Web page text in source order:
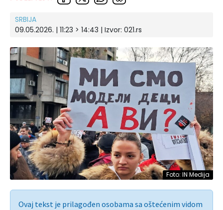
SRBIJA
09.05.2026. | 11:23 > 14:43 | Izvor: 021.rs
Foto: IN Medija
Ovaj tekst je prilagođen osobama sa oštećenim vidom